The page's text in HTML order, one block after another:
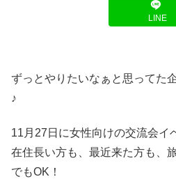
LINE
ずっとやりたいなぁと思ってた
♪
11月27日に女性向けの交流会イ
在住長い方も、最近来た方も、
でもOK！